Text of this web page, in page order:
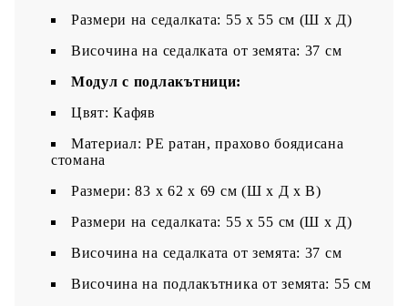
Размери на седалката: 55 x 55 cм (Ш x Д)
Височина на седалката от земята: 37 см
Модул с подлакътници:
Цвят: Кафяв
Материал: PE ратан, прахово боядисана
стомана
Размери: 83 x 62 x 69 см (Ш x Д x В)
Размери на седалката: 55 x 55 cм (Ш x Д)
Височина на седалката от земята: 37 см
Височина на подлакътника от земята: 55 см